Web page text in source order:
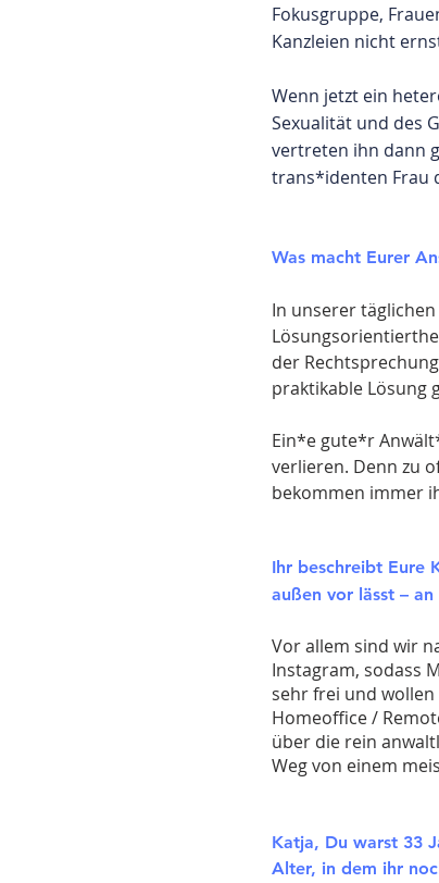
Fokusgruppe,
Kanzleien nicht
Wenn jetzt ein
Sexualität und des
vertreten ihn dann
trans*identen Frau
Was macht Eurer
In unserer
der
praktikable Lösung
Ein*e gute*r
verlieren. Denn zu
bekommen immer
Ihr beschreibt Eure
außen vor lässt –
Vor allem sind wir
Instagram, sodass
sehr frei und
Homeoffice /
über die rein
Weg von einem
Katja, Du warst 33
Alter, in dem ihr